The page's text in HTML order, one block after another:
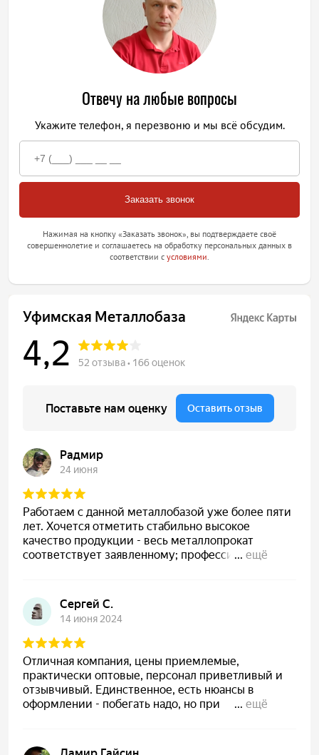
Отвечу на любые вопросы
Укажите телефон, я перезвоню и мы всё обсудим.
Нажимая на кнопку «Заказать звонок», вы подтверждаете своё
совершеннолетие и соглашаетесь на обработку персональных данных в
соответствии с условиями.